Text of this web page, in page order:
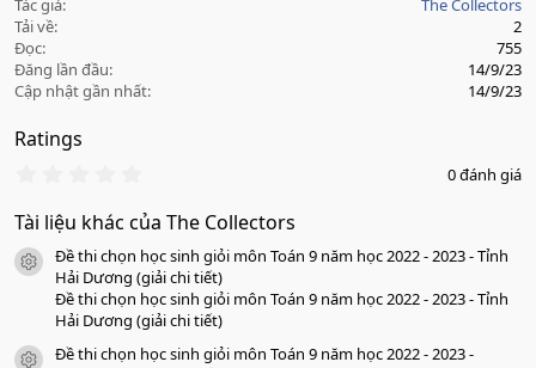
Tác giả
The Collectors
Tải về
2
Đọc
755
Đăng lần đầu
14/9/23
Cập nhật gần nhất
14/9/23
Ratings
0
0
a
o
0 đánh giá
Tài liệu khác của The Collectors
icon tài liệu
Đề thi chọn học sinh giỏi môn Toán 9 năm học 2022 - 2023 - Tỉnh
Hải Dương (giải chi tiết)
Đề thi chọn học sinh giỏi môn Toán 9 năm học 2022 - 2023 - Tỉnh
Hải Dương (giải chi tiết)
icon tài liệu
Đề thi chọn học sinh giỏi môn Toán 9 năm học 2022 - 2023 -